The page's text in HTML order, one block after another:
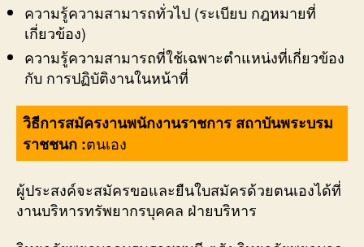
ความรู้ความสามารถทั่วไป (ระเบียบ กฎหมายที่
เกี่ยวข้อง)
ความรู้ความสามารถที่ใช้เฉพาะตำแหน่งที่เกี่ยวข้อง
กับ การปฏิบัติงานในหน้าที่
วิธีการสมัครงานพนักงานราชการ สถาบันพระบรม
ราชชนก :ตนเอง
ผู้ประสงค์จะสมัครขอและยืนใบสมัครด้วยตนเองได้ที่
งานบริหารทรัพยากรบุคคล ฝ่ายบริหาร